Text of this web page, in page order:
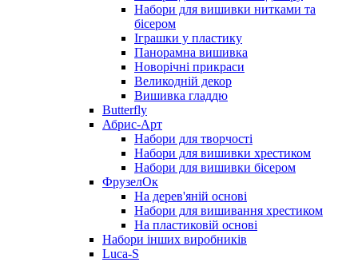
Набори для вишивки нитками та
бісером
Іграшки у пластику
Панорамна вишивка
Новорічні прикраси
Великодній декор
Вишивка гладдю
Butterfly
Абрис-Арт
Набори для творчості
Набори для вишивки хрестиком
Набори для вишивки бісером
ФрузелОк
На дерев'яній основі
Набори для вишивання хрестиком
На пластиковій основі
Набори інших виробників
Luca-S